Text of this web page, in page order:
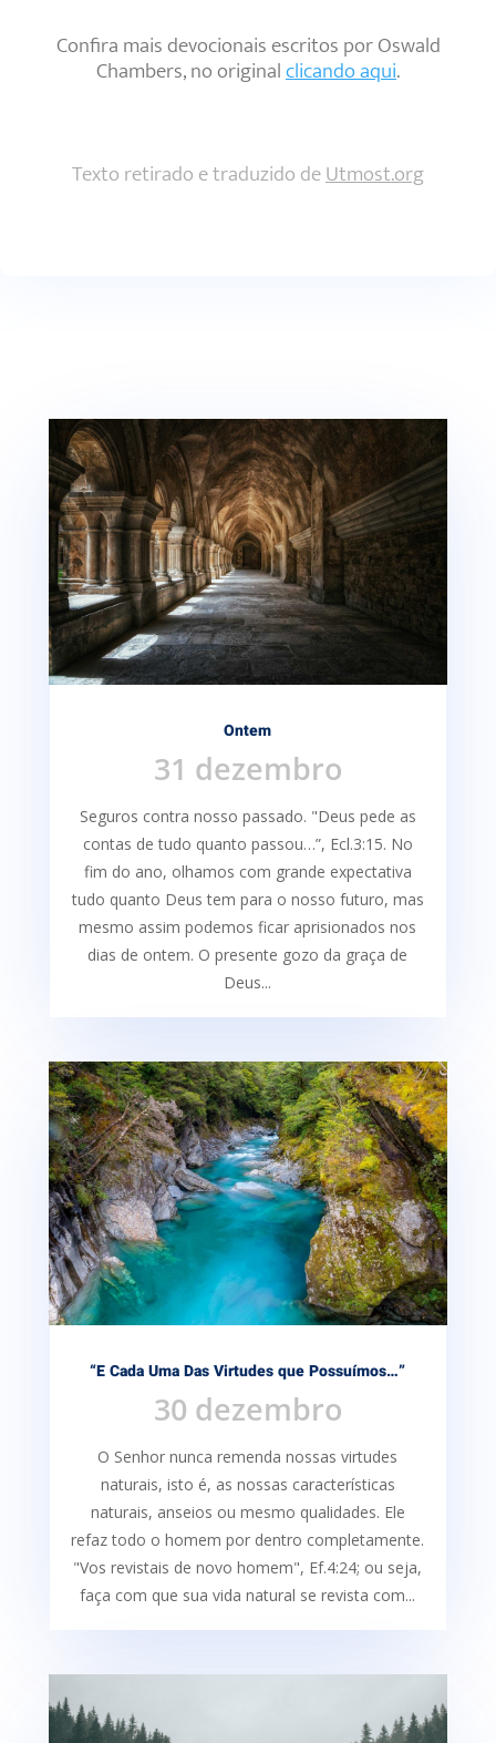
Confira mais devocionais escritos por Oswald
Chambers, no originalclicando aqui.
Texto retirado e traduzido deUtmost.org
Ontem
31 dezembro
Seguros contra nosso passado. "Deus pede as
contas de tudo quanto passou…”, Ecl.3:15. No
fim do ano, olhamos com grande expectativa
tudo quanto Deus tem para o nosso futuro, mas
mesmo assim podemos ficar aprisionados nos
dias de ontem. O presente gozo da graça de
Deus...
“E Cada Uma Das Virtudes que Possuímos…”
30 dezembro
O Senhor nunca remenda nossas virtudes
naturais, isto é, as nossas características
naturais, anseios ou mesmo qualidades. Ele
refaz todo o homem por dentro completamente.
"Vos revistais de novo homem", Ef.4:24; ou seja,
faça com que sua vida natural se revista com...